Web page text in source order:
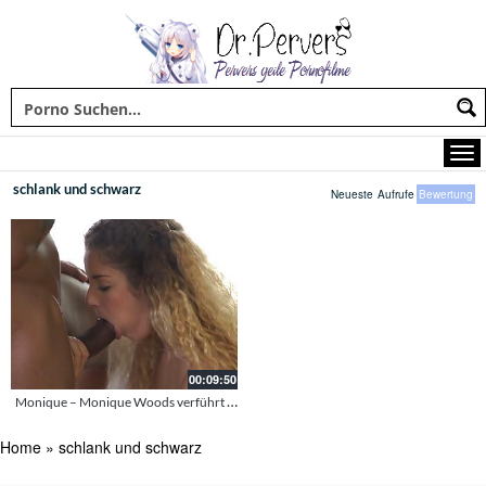
schlank und schwarz Neueste Aufrufe Bewertung
00:09:50
Monique – Monique Woods verführt ihren schwarzen lover
Home » schlank und schwarz